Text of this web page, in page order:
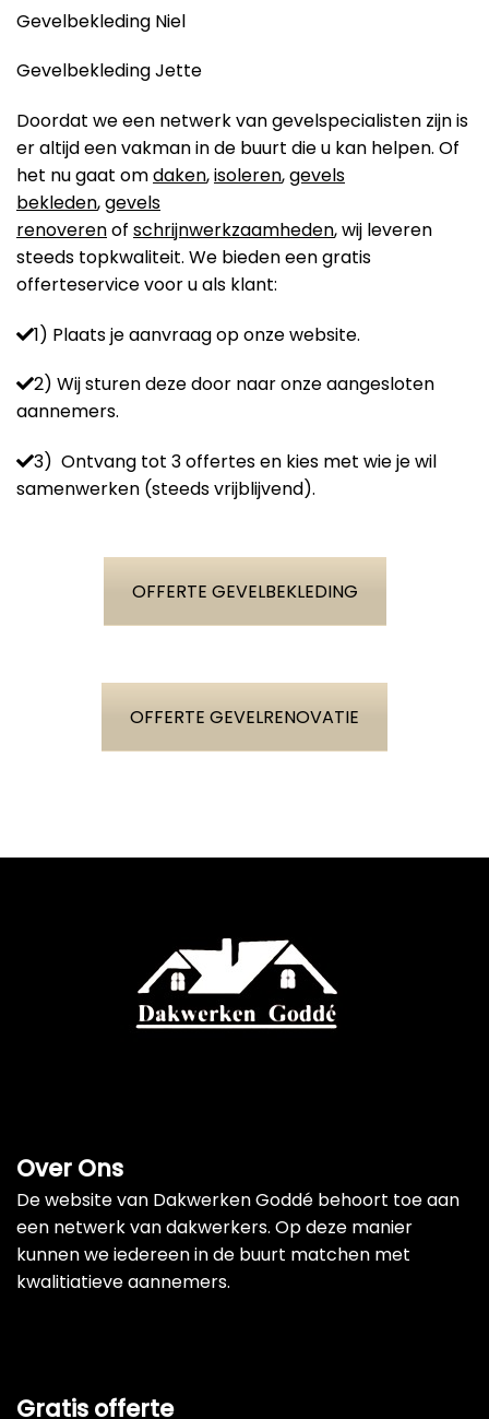
Gevelbekleding Niel
Gevelbekleding Jette
Doordat we een netwerk van gevelspecialisten zijn is
er altijd een vakman in de buurt die u kan helpen. Of
het nu gaat omdaken,isoleren,gevels
bekleden,gevels
renoverenof schrijnwerkzaamheden, wij leveren
steeds topkwaliteit. We bieden een gratis
offerteservice voor u als klant:
1) Plaats je aanvraag op onze website.
2) Wij sturen deze door naar onze aangesloten
aannemers.
3) Ontvang tot 3 offertes en kies met wie je wil
samenwerken (steeds vrijblijvend).
OFFERTE GEVELBEKLEDING
OFFERTE GEVELRENOVATIE
Over Ons
De website van Dakwerken Goddé behoort toe aan
een netwerk van dakwerkers. Op deze manier
kunnen we iedereen in de buurt matchen met
kwalitiatieve aannemers.
Gratis offerte